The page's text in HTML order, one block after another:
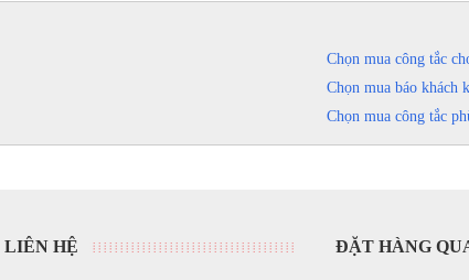
Chọn mua công tắc
Chọn mua báo khách
Chọn mua công tắc
LIÊN HỆ ĐẶT HÀNG